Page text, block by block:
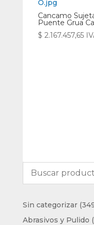
Cancamo
Puente Grua
$ 2.167.457,65
Sin categorizar
Abrasivos y Pulido